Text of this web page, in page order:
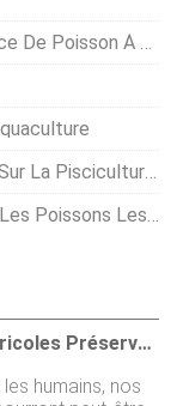
Poisson À Élever
Biofloc En Inde
Effrayants De L'océan
4 Innovations Agricoles Préservant Nos Stocks De Poissons Pour L'avenir
humains, nos